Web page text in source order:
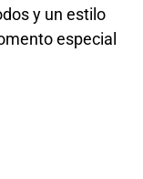
y un estilo
especial